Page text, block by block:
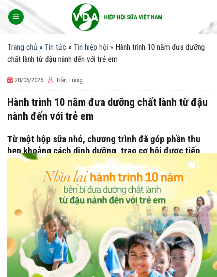
Trang chủ » Tin tức » Tin hiệp hội » Hành trình 10 năm đưa dưỡng
chất lành từ đậu nành đến với trẻ em
28/06/2026 Trần Trung
Hành trình 10 năm đưa dưỡng chất lành từ đậu
nành đến với trẻ em
Từ một hộp sữa nhỏ, chương trình đã góp phần thu
hẹp khoảng cách dinh dưỡng, trao cơ hội được tiếp
cận nguồn dưỡng chất lành tốt cho sức khỏe và thắp
sáng niềm tin về tương lai được phát triển toàn diện
cho các em học sinh ở vùng sâu vùng xa.
Từ một hộp sữa nhỏ, chương trình đã góp phần thu hẹp khoảng
cách dinh dưỡng, trao cơ hội được tiếp cận nguồn dưỡng chất lành
tốt cho sức khỏe và thắp sáng niềm tin về tương lai được phát
triển toàn diện cho các em học sinh ở vùng sâu vùng xa.